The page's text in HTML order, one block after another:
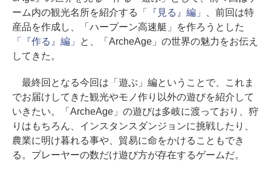
ーム内の観光名所を紹介する
「『見る』編」
、前回は特
産品を作成し、「ハープーン高速艇」を作ろうとした
「『作る』編」
と、「ArcheAge」の世界の魅力をお伝え
してきた。
最終回となる今回は「遊ぶ」編ということで、これま
でお届けしてきた観光やモノ作り以外の遊びを紹介して
いきたい。「ArcheAge」の遊びは多岐に渡っており、狩
りはもちろん、インスタンスダンジョンに挑戦したり、
農業に明け暮れる事や、貿易に命をかけることもでき
る。プレーヤーの数だけ遊び方が存在するゲームだ。